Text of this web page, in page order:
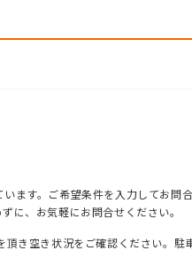
ます。ご希望条件を入力してお問
に、お気軽にお問合せください。
き空き状況をご確認ください。駐